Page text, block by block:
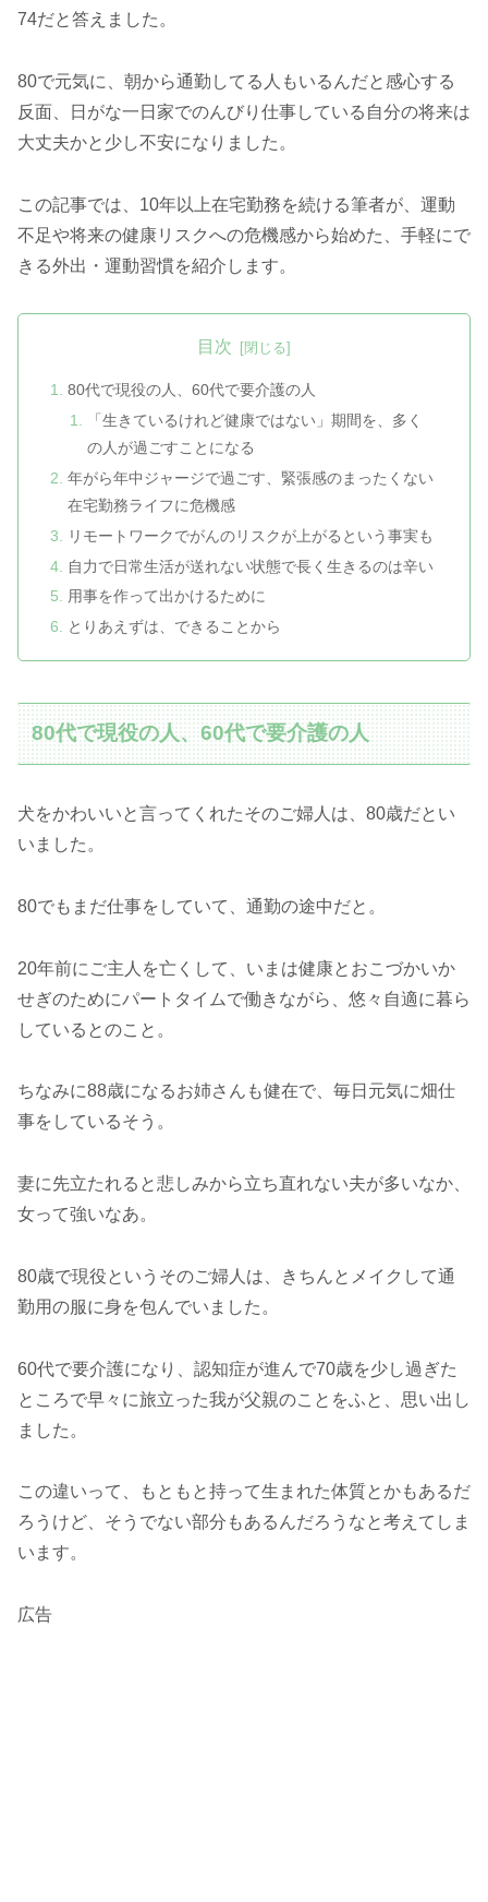
74だと答えました。
80で元気に、朝から通勤してる人もいるんだと感心する
反面、日がな一日家でのんびり仕事している自分の将来は
大丈夫かと少し不安になりました。
この記事では、10年以上在宅勤務を続ける筆者が、運動
不足や将来の健康リスクへの危機感から始めた、手軽にで
きる外出・運動習慣を紹介します。
目次
80代で現役の人、60代で要介護の人
「生きているけれど健康ではない」期間を、多く
の人が過ごすことになる
年がら年中ジャージで過ごす、緊張感のまったくない
在宅勤務ライフに危機感
リモートワークでがんのリスクが上がるという事実も
自力で日常生活が送れない状態で長く生きるのは辛い
用事を作って出かけるために
とりあえずは、できることから
80代で現役の人、60代で要介護の人
犬をかわいいと言ってくれたそのご婦人は、80歳だとい
いました。
80でもまだ仕事をしていて、通勤の途中だと。
20年前にご主人を亡くして、いまは健康とおこづかいか
せぎのためにパートタイムで働きながら、悠々自適に暮ら
しているとのこと。
ちなみに88歳になるお姉さんも健在で、毎日元気に畑仕
事をしているそう。
妻に先立たれると悲しみから立ち直れない夫が多いなか、
女って強いなあ。
80歳で現役というそのご婦人は、きちんとメイクして通
勤用の服に身を包んでいました。
60代で要介護になり、認知症が進んで70歳を少し過ぎた
ところで早々に旅立った我が父親のことをふと、思い出し
ました。
この違いって、もともと持って生まれた体質とかもあるだ
ろうけど、そうでない部分もあるんだろうなと考えてしま
います。
広告